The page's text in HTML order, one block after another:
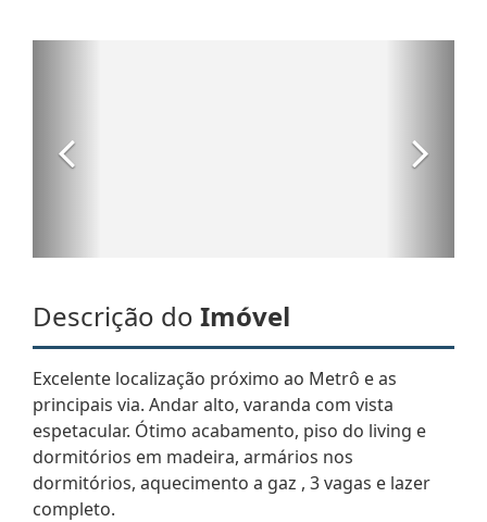
Descrição do Imóvel
Excelente localização próximo ao Metrô e as
principais via. Andar alto, varanda com vista
espetacular. Ótimo acabamento, piso do living e
dormitórios em madeira, armários nos
dormitórios, aquecimento a gaz , 3 vagas e lazer
completo.